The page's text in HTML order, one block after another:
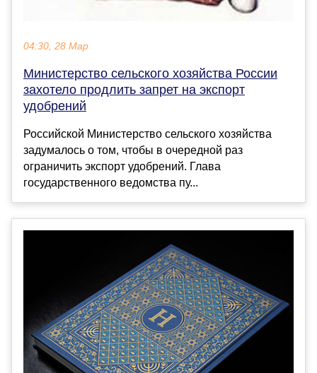
04:30, 28 Мар
Министерство сельского хозяйства России
захотело продлить запрет на экспорт
удобрений
Российской Министерство сельского хозяйства
задумалось о том, чтобы в очередной раз
ограничить экспорт удобрений. Глава
государственного ведомства пу...